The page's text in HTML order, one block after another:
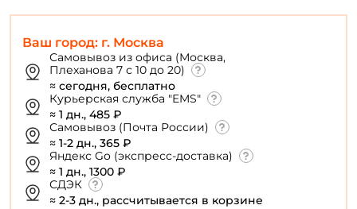
Ваш город: г. Москва
Самовывоз из офиса (Москва,
Плеханова 7 с 10 до 20)
≈ сегодня, бесплатно
Курьерская служба "EMS"
≈ 1 дн., 485 ₽
Самовывоз (Почта России)
≈ 1-2 дн., 365 ₽
Яндекс Go (экспресс-доставка)
≈ 1 дн., 1300 ₽
СДЭК
≈ 2-3 дн., рассчитывается в корзине
У меня уже есть аккаунт